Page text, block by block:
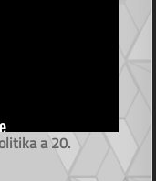
a 20.